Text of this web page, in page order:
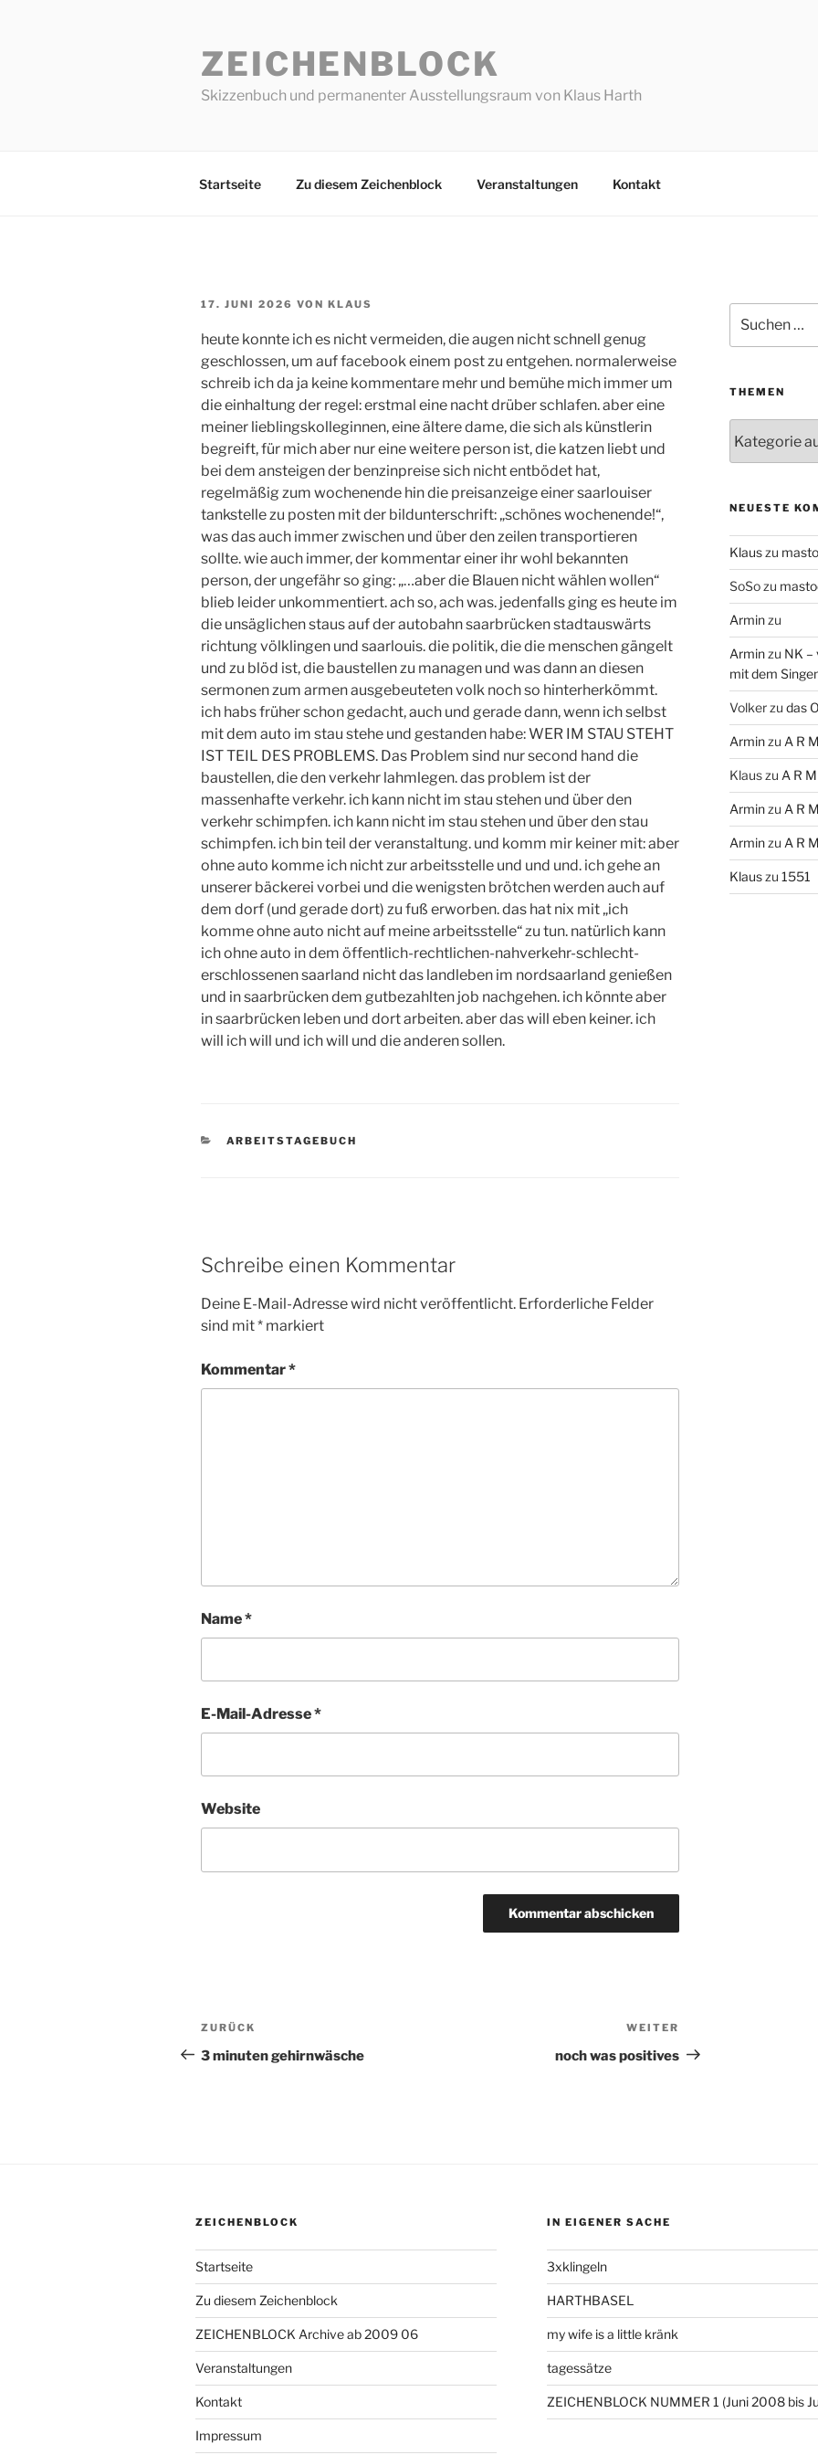
ZEICHENBLOCK
Skizzenbuch und permanenter Ausstellungsraum von Klaus Harth
Startseite Zu diesem Zeichenblock Veranstaltungen Kontakt
VERÖFFENTLICHT
17. JUNI 2026 VON KLAUS
heute konnte ich es nicht vermeiden, die augen nicht schnell genug
geschlossen, um auf facebook einem post zu entgehen. normalerweise
schreib ich da ja keine kommentare mehr und bemühe mich immer um
die einhaltung der regel: erstmal eine nacht drüber schlafen. aber eine
meiner lieblingskolleginnen, eine ältere dame, die sich als künstlerin
begreift, für mich aber nur eine weitere person ist, die katzen liebt und
bei dem ansteigen der benzinpreise sich nicht entbödet hat,
regelmäßig zum wochenende hin die preisanzeige einer saarlouiser
tankstelle zu posten mit der bildunterschrift: „schönes wochenende!“,
was das auch immer zwischen und über den zeilen transportieren
sollte. wie auch immer, der kommentar einer ihr wohl bekannten
person, der ungefähr so ging: „…aber die Blauen nicht wählen wollen“
blieb leider unkommentiert. ach so, ach was. jedenfalls ging es heute im
die unsäglichen staus auf der autobahn saarbrücken stadtauswärts
richtung völklingen und saarlouis. die politik, die die menschen gängelt
und zu blöd ist, die baustellen zu managen und was dann an diesen
sermonen zum armen ausgebeuteten volk noch so hinterherkömmt.
ich habs früher schon gedacht, auch und gerade dann, wenn ich selbst
mit dem auto im stau stehe und gestanden habe: WER IM STAU STEHT
IST TEIL DES PROBLEMS. Das Problem sind nur second hand die
baustellen, die den verkehr lahmlegen. das problem ist der
massenhafte verkehr. ich kann nicht im stau stehen und über den
verkehr schimpfen. ich kann nicht im stau stehen und über den stau
schimpfen. ich bin teil der veranstaltung. und komm mir keiner mit: aber
ohne auto komme ich nicht zur arbeitsstelle und und und. ich gehe an
unserer bäckerei vorbei und die wenigsten brötchen werden auch auf
dem dorf (und gerade dort) zu fuß erworben. das hat nix mit „ich
komme ohne auto nicht auf meine arbeitsstelle“ zu tun. natürlich kann
ich ohne auto in dem öffentlich-rechtlichen-nahverkehr-schlecht-
erschlossenen saarland nicht das landleben im nordsaarland genießen
und in saarbrücken dem gutbezahlten job nachgehen. ich könnte aber
in saarbrücken leben und dort arbeiten. aber das will eben keiner. ich
will ich will und ich will und die anderen sollen.
KATEGORIEN
ARBEITSTAGEBUCH
Schreibe einen Kommentar
Deine E-Mail-Adresse wird nicht veröffentlicht. Erforderliche Felder
sind mit* markiert
Kommentar*
Name*
E-Mail-Adresse*
Website
Beitragsnavigation
Vorheriger
Beitrag
ZURÜCK
3 minuten gehirnwäsche
Beitrag
WEITER
noch was positives
nach:
THEMEN
NEUESTE
Klauszu
SoSozu
Arminzu
Arminzu NK –
mit dem
Volkerzu das
Arminzu A R
Klauszu A R
Arminzu A R
Arminzu A R
Klauszu 1551
ZEICHENBLOCK
Startseite
Zu diesem Zeichenblock
ZEICHENBLOCK Archive ab 2009 06
Veranstaltungen
Kontakt
Impressum
IN EIGENER SACHE
3xklingeln
HARTHBASEL
my wife is a little kränk
tagessätze
ZEICHENBLOCK NUMMER 1 (Juni 2008 bis